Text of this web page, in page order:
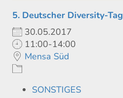
5. Deutscher Diversity-Tag
30.05.2017
11:00-14:00
Mensa Süd
SONSTIGES